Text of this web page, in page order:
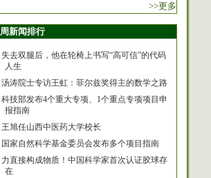
>>更多
新闻排行
失去双腿后，他在轮椅上书写“高可信”的代码
人生
汤涛院士专访王虹：菲尔兹奖得主的数学之路
科技部发布4个重大专项、1个重点专项项目申
报指南
王旭任山西中医药大学校长
国家自然科学基金委员会发布多个项目指南
力直接构成物质！中国科学家首次认证胶球存
在